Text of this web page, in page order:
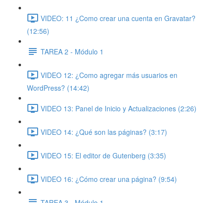
VIDEO: 11 ¿Como crear una cuenta en Gravatar?
(12:56)
TAREA 2 - Módulo 1
VIDEO 12: ¿Como agregar más usuarios en
WordPress? (14:42)
VIDEO 13: Panel de Inicio y Actualizaciones (2:26)
VIDEO 14: ¿Qué son las páginas? (3:17)
VIDEO 15: El editor de Gutenberg (3:35)
VIDEO 16: ¿Cómo crear una página? (9:54)